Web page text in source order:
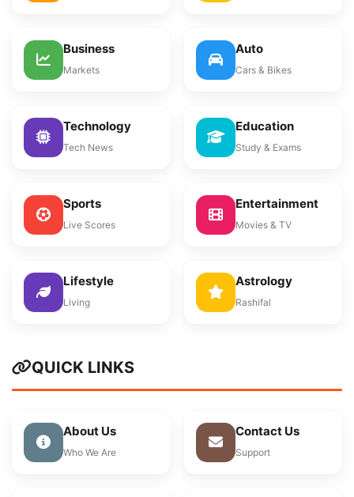
Business
Markets
Auto
Cars & Bikes
Technology
Tech News
Education
Study & Exams
Sports
Live Scores
Entertainment
Movies & TV
Lifestyle
Living
Astrology
Rashifal
QUICK LINKS
About Us
Who We Are
Contact Us
Support